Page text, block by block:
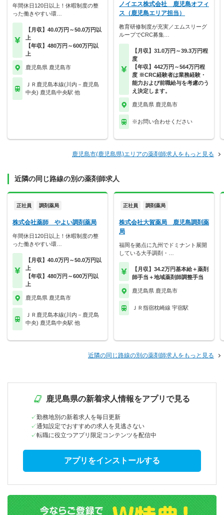
年間休日120日以上！休暇制度の整
った働きやすい環…
【月収】40.0万円～50.0万円以
上
【年収】480万円～600万円以
上
鹿児島県 鹿児島市
ＪＲ鹿児島本線(川内－鹿児島
中央) 鹿児島中央駅 他
ノイエス株式会社 鹿児島オフィ
ス（鹿児島エリア担当）
教育研修制度が充実／エムスリーグ
ループでCRC募集…
【月収】31.0万円～39.3万円程
度
【年収】442万円～564万円程
度 ※CRC経験者は業務経験・
能力および前職給与を考慮のう
え決定します。
鹿児島県 鹿児島市
※お問い合わせください
鹿児島市(鹿児島県)エリアの薬剤師求人をもっと見る
近隣の同じ路線の別の薬剤師求人
正社員 調剤薬局
株式会社薬師 やよい調剤薬局
年間休日120日以上！休暇制度の整
った働きやすい環…
【月収】40.0万円～50.0万円以
上
【年収】480万円～600万円以
上
鹿児島県 鹿児島市
ＪＲ鹿児島本線(川内－鹿児島
中央) 鹿児島中央駅 他
正社員 調剤薬局
株式会社大賀薬局 鹿児島調剤薬
局
福岡を拠点に九州でドミナント展開
している大手調剤・…
【月収】34.2万円基本給＋薬剤
師手当＋地域薬剤師調整手当
鹿児島県 鹿児島市
ＪＲ指宿枕崎線 宇宿駅
近隣の同じ路線の別の薬剤師求人をもっと見る
鹿児島県の新着求人情報をアプリで見る
勤務地別の新着求人を毎日更新
通知設定でおすすめの求人を見逃さない
転職に役立つアプリ限定コンテンツを配信中
アプリをインストールする